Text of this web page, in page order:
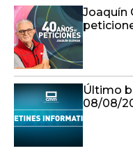
Joaquín
Último
08/08/